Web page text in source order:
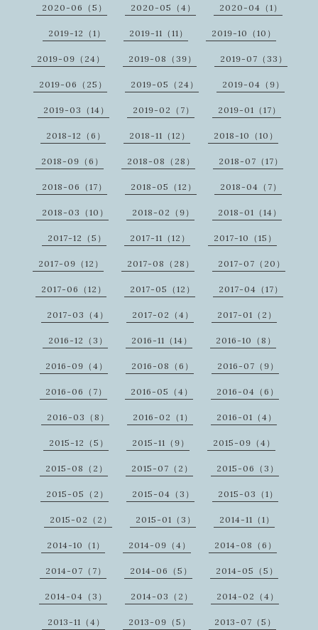
2020-06（5） 2020-05（4） 2020-04（1）
2019-12（1） 2019-11（11） 2019-10（10）
2019-09（24） 2019-08（39） 2019-07（33）
2019-06（25） 2019-05（24） 2019-04（9）
2019-03（14） 2019-02（7） 2019-01（17）
2018-12（6） 2018-11（12） 2018-10（10）
2018-09（6） 2018-08（28） 2018-07（17）
2018-06（17） 2018-05（12） 2018-04（7）
2018-03（10） 2018-02（9） 2018-01（14）
2017-12（5） 2017-11（12） 2017-10（15）
2017-09（12） 2017-08（28） 2017-07（20）
2017-06（12） 2017-05（12） 2017-04（17）
2017-03（4） 2017-02（4） 2017-01（2）
2016-12（3） 2016-11（14） 2016-10（8）
2016-09（4） 2016-08（6） 2016-07（9）
2016-06（7） 2016-05（4） 2016-04（6）
2016-03（8） 2016-02（1） 2016-01（4）
2015-12（5） 2015-11（9） 2015-09（4）
2015-08（2） 2015-07（2） 2015-06（3）
2015-05（2） 2015-04（3） 2015-03（1）
2015-02（2） 2015-01（3） 2014-11（1）
2014-10（1） 2014-09（4） 2014-08（6）
2014-07（7） 2014-06（5） 2014-05（5）
2014-04（3） 2014-03（2） 2014-02（4）
2013-11（4） 2013-09（5） 2013-07（5）